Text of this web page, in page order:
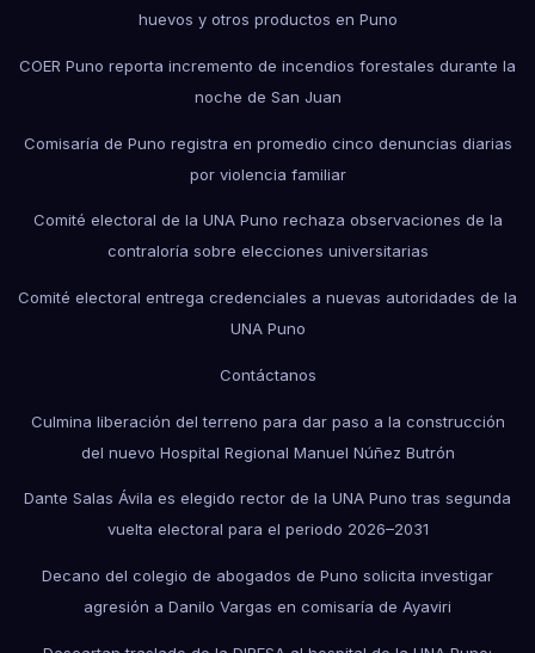
huevos y otros productos en Puno
COER Puno reporta incremento de incendios forestales durante la
noche de San Juan
Comisaría de Puno registra en promedio cinco denuncias diarias
por violencia familiar
Comité electoral de la UNA Puno rechaza observaciones de la
contraloría sobre elecciones universitarias
Comité electoral entrega credenciales a nuevas autoridades de la
UNA Puno
Contáctanos
Culmina liberación del terreno para dar paso a la construcción
del nuevo Hospital Regional Manuel Núñez Butrón
Dante Salas Ávila es elegido rector de la UNA Puno tras segunda
vuelta electoral para el periodo 2026–2031
Decano del colegio de abogados de Puno solicita investigar
agresión a Danilo Vargas en comisaría de Ayaviri